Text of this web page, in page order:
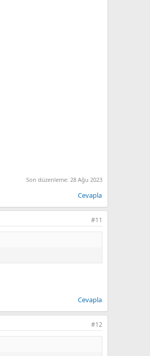
Son düzenleme: 28 Ağu 2023
Cevapla
#11
Cevapla
#12